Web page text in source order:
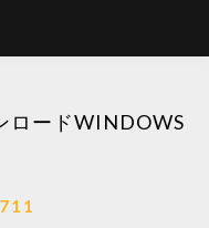
ロードWINDOWS